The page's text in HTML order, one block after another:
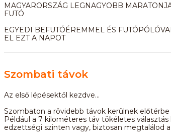
MAGYARORSZÁG LEGNAGYOBB
FUTÓ
EGYEDI BEFUTÓÉREMMEL ÉS
EL EZT A NAPOT
Szombati távok
Az első lépésektől kezdve...
Szombaton a rövidebb távok kerülnek
Például a 7 kilométeres táv tökéletes
edzettségi szinten vagy, biztosan megtalálod